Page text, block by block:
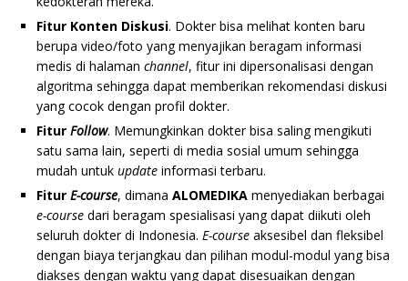
Fitur Konten Diskusi. Dokter bisa melihat konten baru
berupa video/foto yang menyajikan beragam informasi
medis di halaman channel, fitur ini dipersonalisasi dengan
algoritma sehingga dapat memberikan rekomendasi diskusi
yang cocok dengan profil dokter.
Fitur Follow. Memungkinkan dokter bisa saling mengikuti
satu sama lain, seperti di media sosial umum sehingga
mudah untuk update informasi terbaru.
Fitur E-course, dimana ALOMEDIKA menyediakan berbagai
e-course dari beragam spesialisasi yang dapat diikuti oleh
seluruh dokter di Indonesia. E-course aksesibel dan fleksibel
dengan biaya terjangkau dan pilihan modul-modul yang bisa
diakses dengan waktu yang dapat disesuaikan dengan